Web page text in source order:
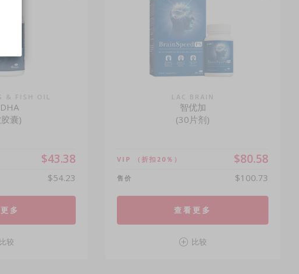
& FISH OIL
囊)
$43.38
$54.23
多
比较
LAC BRAIN
智优加
(30片剂)
VIP （折扣20％） $80.58
售价 $100.73
查看更多
比较